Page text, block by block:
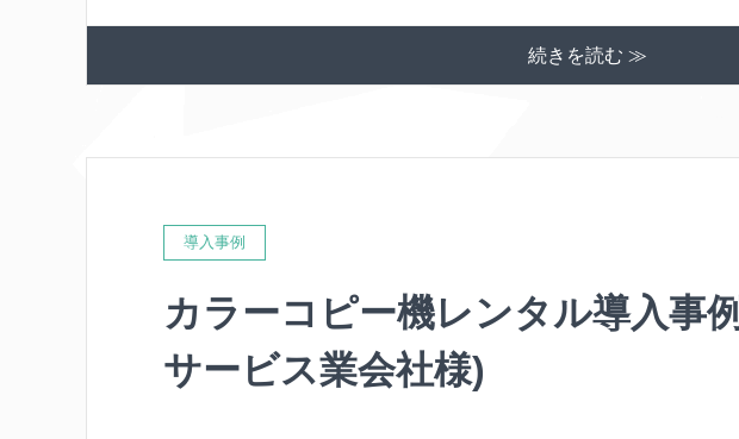
続きを読む ≫
導入事例
カラーコピー機レンタル導入事
サービス業会社様)